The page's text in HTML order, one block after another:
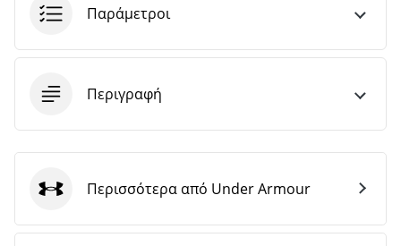
Παράμετροι
Περιγραφή
Under Armour
Περισσότερα από Under Armour